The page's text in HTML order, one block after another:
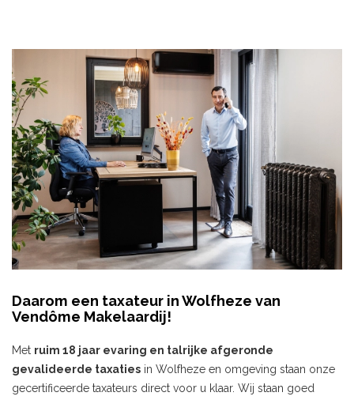
Daarom een taxateur in Wolfheze van
Vendôme Makelaardij!
Met ruim 18 jaar evaring en talrijke afgeronde
gevalideerde taxaties in Wolfheze en omgeving staan onze
gecertificeerde taxateurs direct voor u klaar. Wij staan goed